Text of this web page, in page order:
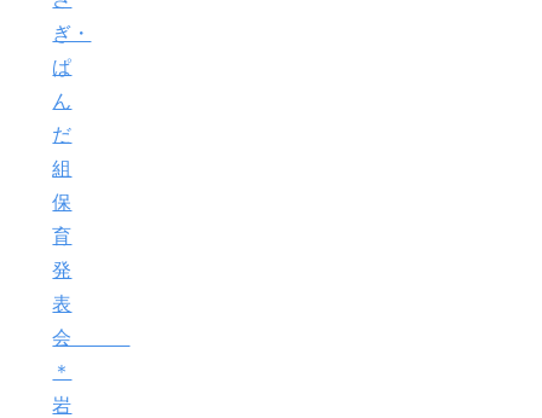
ぎ・
ぱ
ん
だ
組
保
育
発
表
会
＊
岩